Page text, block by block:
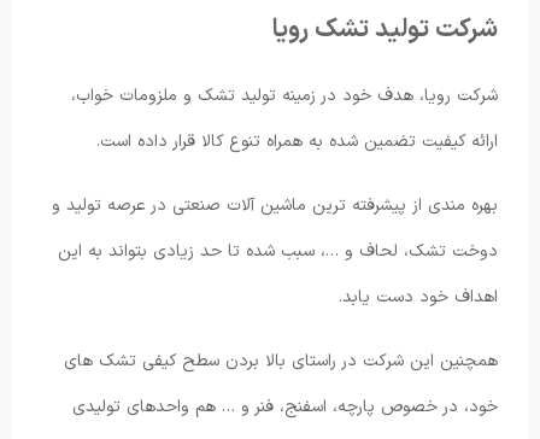
شرکت تولید تشک رویا
شرکت رویا، هدف خود در زمینه تولید تشک و ملزومات خواب،
ارائه کیفیت تضمین شده به همراه تنوع کالا قرار داده است.
بهره مندی از پیشرفته ترین ماشین آلات صنعتی در عرصه تولید و
دوخت تشک، لحاف و …، سبب شده تا حد زیادی بتواند به این
اهداف خود دست یابد.
همچنین این شرکت در راستای بالا بردن سطح کیفی تشک های
خود، در خصوص پارچه، اسفنج، فنر و … هم واحدهای تولیدی